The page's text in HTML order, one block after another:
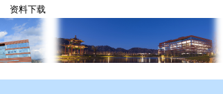
资料下载